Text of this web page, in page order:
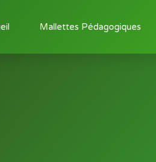
Mallettes Pédagogiques